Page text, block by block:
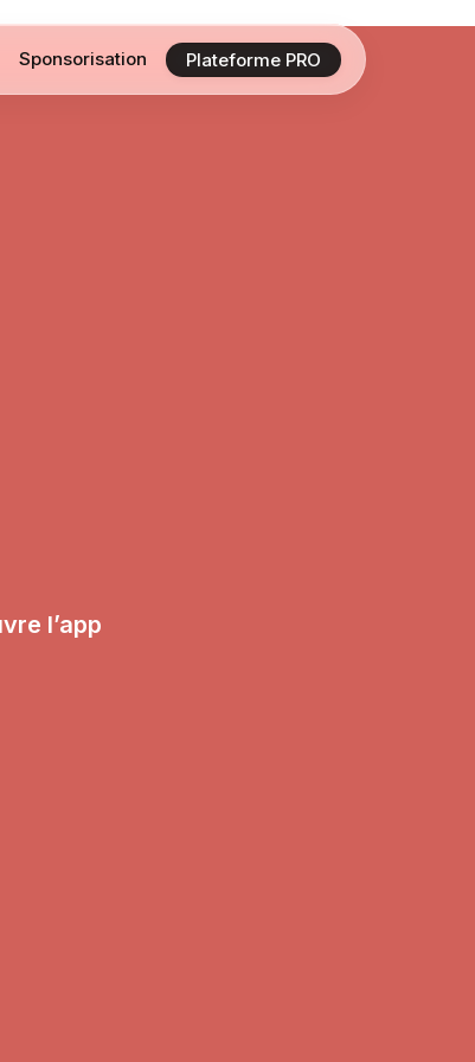
Sponsorisation Plateforme PRO
l’app